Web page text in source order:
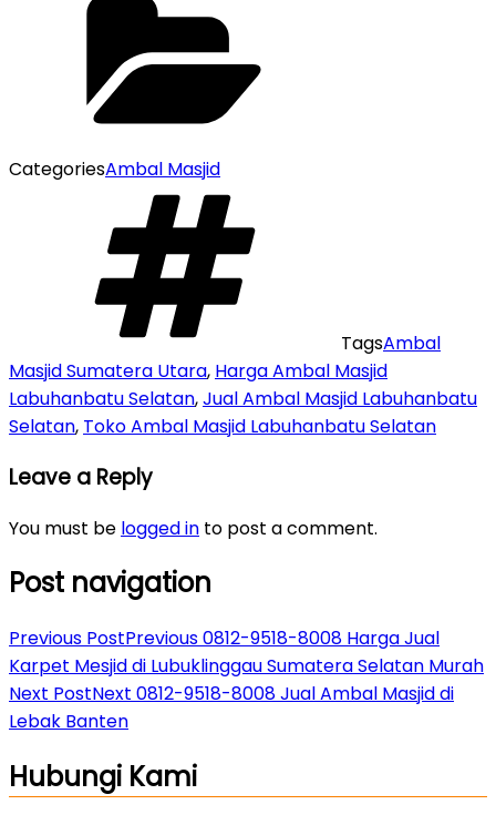
CategoriesAmbal Masjid
TagsAmbal
Masjid Sumatera Utara, Harga Ambal Masjid
Labuhanbatu Selatan,Jual Ambal Masjid Labuhanbatu
Selatan, Toko Ambal Masjid Labuhanbatu Selatan
Leave a Reply
You must be logged in to post a comment.
Post navigation
Previous PostPrevious0812-9518-8008 Harga Jual
Karpet Mesjid di Lubuklinggau Sumatera Selatan Murah
Next PostNext 0812-9518-8008 Jual Ambal Masjid di
Lebak Banten
Hubungi Kami